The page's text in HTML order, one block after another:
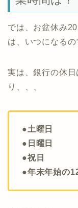
では、お盆休み
は、いつになるの
実は、銀行の休
り、、、
●土曜日
●日曜日
●祝日
●年末年始の